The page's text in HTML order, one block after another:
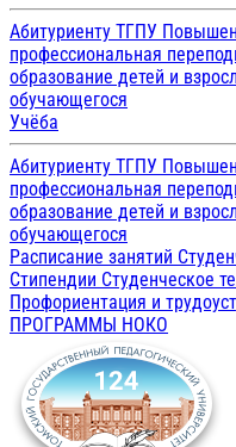
Абитуриенту ТГПУ
профессиональная
образование детей и
обучающегося
Учёба
Абитуриенту ТГПУ
профессиональная
образование детей и
обучающегося
Расписание занятий
Стипендии Студенческое
Профориентация и
ПРОГРАММЫ НОКО